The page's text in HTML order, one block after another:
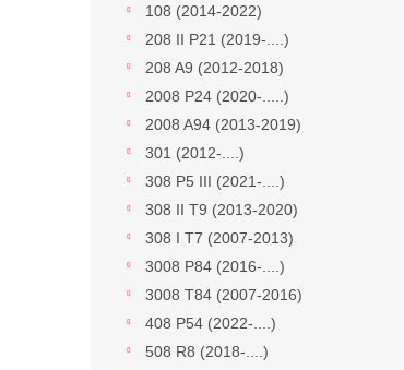
108 (2014-2022)
208 II P21 (2019-....)
208 A9 (2012-2018)
2008 P24 (2020-.....)
2008 A94 (2013-2019)
301 (2012-....)
308 P5 III (2021-....)
308 II T9 (2013-2020)
308 I T7 (2007-2013)
3008 P84 (2016-....)
3008 T84 (2007-2016)
408 P54 (2022-....)
508 R8 (2018-....)